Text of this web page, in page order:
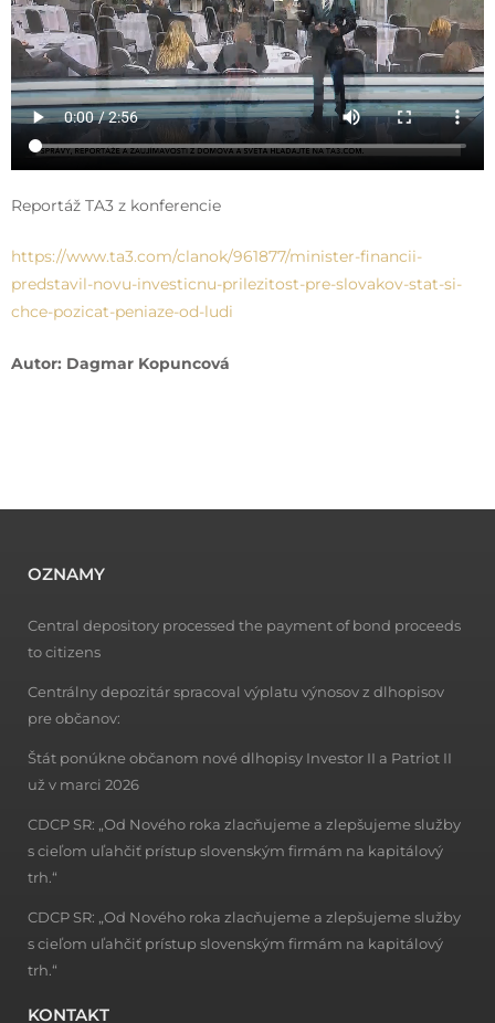
Reportáž TA3 z konferencie
https://www.ta3.com/clanok/961877/minister-financii-
predstavil-novu-investicnu-prilezitost-pre-slovakov-stat-si-
chce-pozicat-peniaze-od-ludi
Autor: Dagmar Kopuncová
OZNAMY
Central depository processed the payment of bond proceeds
to citizens
Centrálny depozitár spracoval výplatu výnosov z dlhopisov
pre občanov:
Štát ponúkne občanom nové dlhopisy Investor II a Patriot II
už v marci 2026
CDCP SR: „Od Nového roka zlacňujeme a zlepšujeme služby
s cieľom uľahčiť prístup slovenským firmám na kapitálový
trh.“
CDCP SR: „Od Nového roka zlacňujeme a zlepšujeme služby
s cieľom uľahčiť prístup slovenským firmám na kapitálový
trh.“
KONTAKT